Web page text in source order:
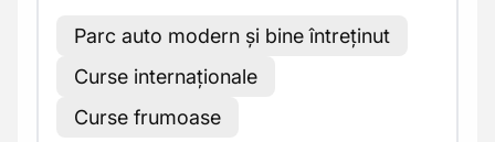
Parc auto modern și bine întreținut
Curse internaționale
Curse frumoase